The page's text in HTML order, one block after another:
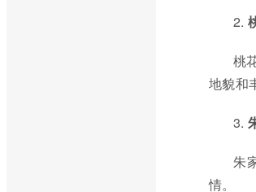
2.
桃
地貌和
3.
朱
情。